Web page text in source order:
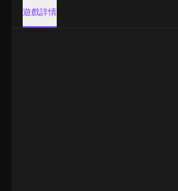
遊戲詳情